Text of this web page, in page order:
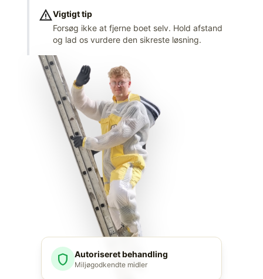
warningVigtigt tip
Forsøg ikke at fjerne boet selv. Hold afstand
og lad os vurdere den sikreste løsning.
shield Autoriseret behandling
Miljøgodkendte midler